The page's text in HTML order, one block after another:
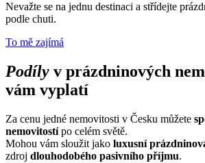
Nevažte se na jednu destinaci a střídejte
podle chuti.
To mě zajímá
Podíly v prázdninových
vám vyplatí
Za cenu jedné nemovitosti v Česku můžete
nemovitostípo celém světě.
Mohou vám sloužit jako luxusní
zdroj dlouhodobého pasivního příjmu.